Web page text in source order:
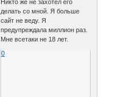
Никто же не захотел его
делать со мной. Я больше
сайт не веду. Я
предупреждала миллион раз.
Мне всетаки не 18 лет.
0